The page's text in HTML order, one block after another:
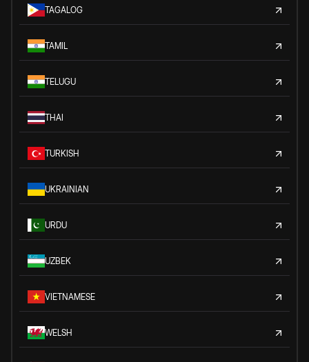
TAGALOG
TAMIL
TELUGU
THAI
TURKISH
UKRAINIAN
URDU
UZBEK
VIETNAMESE
WELSH